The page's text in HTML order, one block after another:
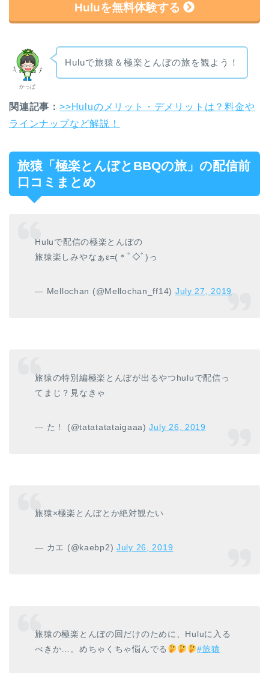
Huluを無料体験する
かっぱ
Huluで旅猿＆極楽とんぼの旅を観よう！
関連記事： >>Huluのメリット・デメリットは？料金や
ラインナップなど解説！
旅猿「極楽とんぼとBBQの旅」の配信前
口コミまとめ
Huluで配信の極楽とんぼの
旅猿楽しみやなぁε=(＊ﾟ◇ﾟ)っ
— Mellochan (@Mellochan_ff14) July 27, 2019
旅猿の特別編極楽とんぼが出るやつhuluで配信っ
てまじ？見なきゃ
— た！ (@tatatatataigaaa)July 26, 2019
旅猿×極楽とんぼとか絶対観たい
— カエ (@kaebp2) July 26, 2019
旅猿の極楽とんぼの回だけのために、Huluに入る
べきか…。めちゃくちゃ悩んでる
#旅猿